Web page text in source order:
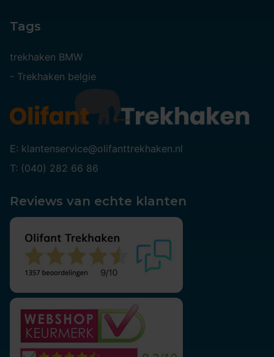
Tags
trekhaken BMW
- Trekhaken belgie
E: klantenservice@olifanttrekhaken.nl
T: (040) 282 66 86
Reviews van echte klanten